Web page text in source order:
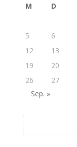
M D
5
6
12
13
19
20
26
27
Sep. »